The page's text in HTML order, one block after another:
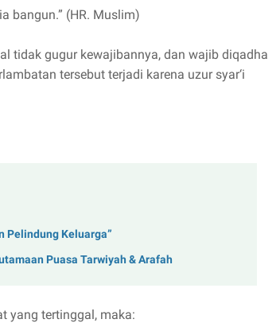
bangun.” (HR. Muslim)
tidak gugur kewajibannya, dan wajib diqadha
tersebut terjadi karena uzur syar‘i
Pelindung Keluarga”
Puasa Tarwiyah & Arafah
yang tertinggal, maka: